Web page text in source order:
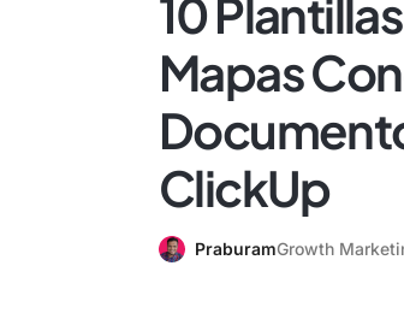
10
Mapas
ClickUp
PraburamGrowth